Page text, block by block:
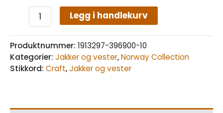
Legg i handlekurv
Produktnummer: 1913297-396900-10
Kategorier: Jakker og vester,Norway Collection
Stikkord: Craft,Jakker og vester